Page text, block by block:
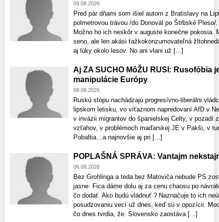
09.08.2026
Pred pár dňami som išiel autom z Bratislavy na
polmetrovou trávou /do Donovál po Štrbské
Možno ho ich neskôr v auguste konečne pokosia.
seno, ale len akási ťažkokonzumovateľná
aj lúky okolo lesov. No ani vlani už [...]
Aj ZA SUCHO MôŽU RUSI: Rusofóbia
manipulácie Európy
08.08.2026
Ruskú stopu nachádzajú progresívno-liberálni
lipskom letisku, vo víťaznom napredovaní AfD v
v invázii migrantov do španielskej Celty, v pozadí
vzťahov, v problémoch maďarskej JE v Pakši, v
Pobaltia…a najnovšie aj pri [...]
POPLAŠNÁ SPRÁVA: Vantajm
06.08.2026
Bez Grohlinga a teda bez Matoviča nebude PS
jasne: Fica dáme dolu aj za cenu chaosu po
čo dodať. Ako budú vládnuť ? Naznačuje to ich
posudzovaniu vecí už dnes, keď sú v opozícii.
čo dnes tvrdia, že: Slovensko zaostáva [...]